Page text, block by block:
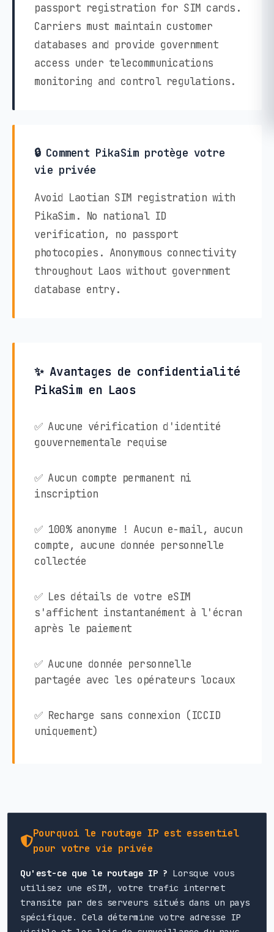
passport registration for SIM cards.
Carriers must maintain customer
databases and provide government
access under telecommunications
monitoring and control regulations.
🔒 Comment PikaSim protège votre
vie privée
Avoid Laotian SIM registration with
PikaSim. No national ID
verification, no passport
photocopies. Anonymous connectivity
throughout Laos without government
database entry.
✨ Avantages de confidentialité
PikaSim en Laos
✅ Aucune vérification d'identité
gouvernementale requise
✅ Aucun compte permanent ni
inscription
✅ 100% anonyme ! Aucun e-mail, aucun
compte, aucune donnée personnelle
collectée
✅ Les détails de votre eSIM
s'affichent instantanément à l'écran
après le paiement
✅ Aucune donnée personnelle
partagée avec les opérateurs locaux
✅ Recharge sans connexion (ICCID
uniquement)
Pourquoi le routage IP est essentiel
pour votre vie privée
Qu'est-ce que le routage IP ? Lorsque vous
utilisez une eSIM, votre trafic internet
transite par des serveurs situés dans un pays
spécifique. Cela détermine votre adresse IP